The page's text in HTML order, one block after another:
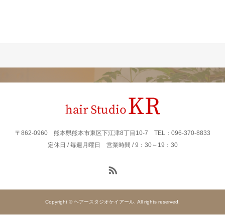
〒862‐0960 熊本県熊本市東区下江津8丁目10-7 TEL：096-370-8833
定休日 / 毎週月曜日 営業時間 / 9：30～19：30
Copyright © ヘアースタジオケイアール. All rights reserved.